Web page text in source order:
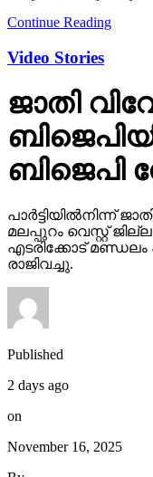
Continue Reading
Video Stories
ജാതി
ബിജെപി
പാര്‍ട്ടിയില്‍നിന്ന്
മലപ്പുറം വെസ്റ്റ്
എടരിക്കോട്
രാജിവച്ചു.
Published
2 days ago
on
November 16, 2025